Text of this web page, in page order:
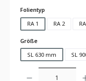
Folientyp
RA 1
RA 2
Größeauswählen
SL 630 mm
SL